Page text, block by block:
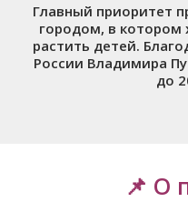
Главный приоритет
городом, в котором
растить детей.
России Владимира
до
📌 О